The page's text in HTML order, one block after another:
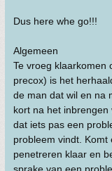
Dus here whe go!!!
Algemeen
Te vroeg klaarkomen
precox) is het
de man dat wil en na
kort na het
dat iets pas een
probleem vindt.
penetreren klaar en